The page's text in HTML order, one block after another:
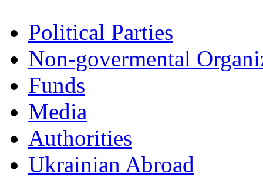
Political Parties
Non-govermental
Funds
Мedia
Authorities
Ukrainian Abroad